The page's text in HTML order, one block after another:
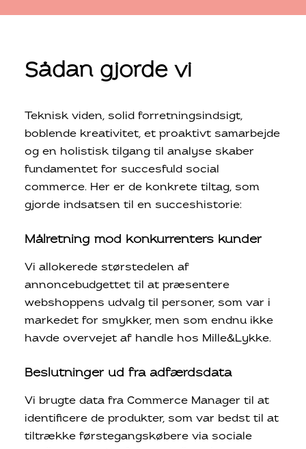
Sådan gjorde vi
Teknisk viden, solid forretningsindsigt,
boblende kreativitet, et proaktivt samarbejde
og en holistisk tilgang til analyse skaber
fundamentet for succesfuld social
commerce. Her er de konkrete tiltag, som
gjorde indsatsen til en succeshistorie:
Målretning mod konkurrenters kunder
Vi allokerede størstedelen af
annoncebudgettet til at præsentere
webshoppens udvalg til personer, som var i
markedet for smykker, men som endnu ikke
havde overvejet af handle hos Mille&Lykke.
Beslutninger ud fra adfærdsdata
Vi brugte data fra Commerce Manager til at
identificere de produkter, som var bedst til at
tiltrække førstegangskøbere via sociale